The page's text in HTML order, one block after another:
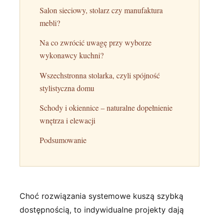
Salon sieciowy, stolarz czy manufaktura
mebli?
Na co zwrócić uwagę przy wyborze
wykonawcy kuchni?
Wszechstronna stolarka, czyli spójność
stylistyczna domu
Schody i okiennice – naturalne dopełnienie
wnętrza i elewacji
Podsumowanie
Choć rozwiązania systemowe kuszą szybką
dostępnością, to indywidualne projekty dają